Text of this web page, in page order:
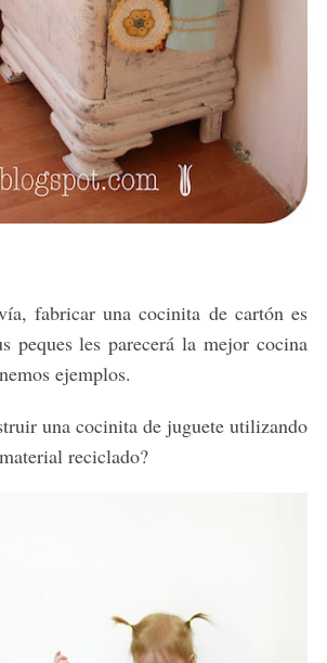
fabricar una cocinita de cartón es
peques les parecerá la mejor cocina
ejemplos.
una cocinita de juguete utilizando
reciclado?